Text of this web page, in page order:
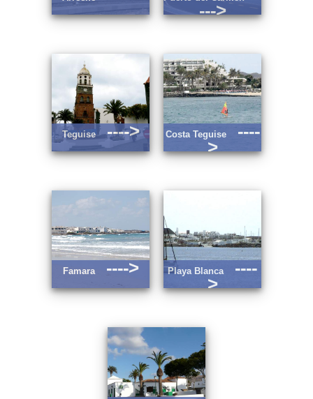
--->
Teguise ----> Costa Teguise
----
>
Famara ----> Playa Blanca
----
>